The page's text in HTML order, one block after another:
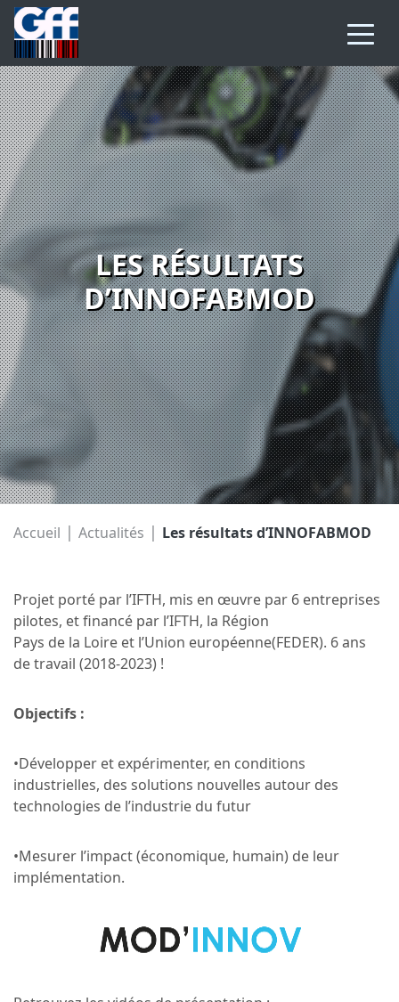
LES RÉSULTATS
D’INNOFABMOD
Accueil | Actualités | Les résultats d’INNOFABMOD
Projet porté par l’IFTH, mis en œuvre par 6 entreprises
pilotes, et financé par l’IFTH, la Région
Pays de la Loire et l’Union européenne(FEDER). 6 ans
de travail (2018-2023) !
Objectifs :
•Développer et expérimenter, en conditions
industrielles, des solutions nouvelles autour des
technologies de l’industrie du futur
•Mesurer l’impact (économique, humain) de leur
implémentation.